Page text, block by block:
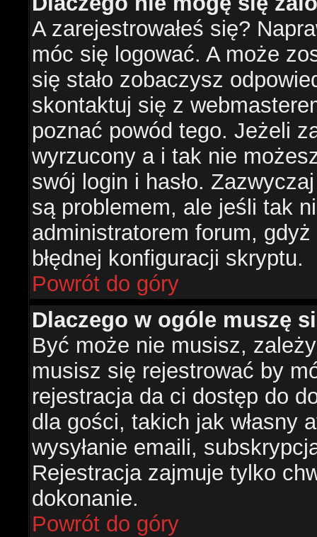
A zarejestrowałeś się?
móc się logować. A może
się stało zobaczysz
skontaktuj się z
poznać powód tego. Jeżeli
wyrzucony a i tak nie
swój login i hasło.
są problemem, ale jeśli tak
administratorem forum,
błędnej konfiguracji skryptu.
Powrót do góry
Dlaczego w ogóle muszę
Być może nie musisz,
musisz się rejestrować by
rejestracja da ci dostęp do
dla gości, takich jak własny
wysyłanie emaili,
Rejestracja zajmuje tylko
dokonanie.
Powrót do góry